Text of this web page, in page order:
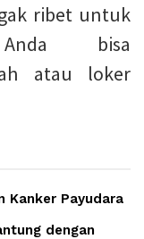
ribet untuk
bisa
atau loker
Kanker Payudara
dengan